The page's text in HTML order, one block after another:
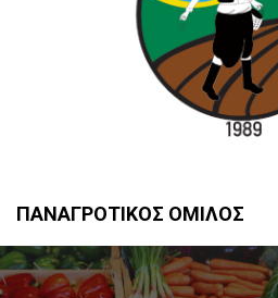
ΠΑΝΑΓΡΟΤΙΚΟΣ ΟΜΙΛΟΣ